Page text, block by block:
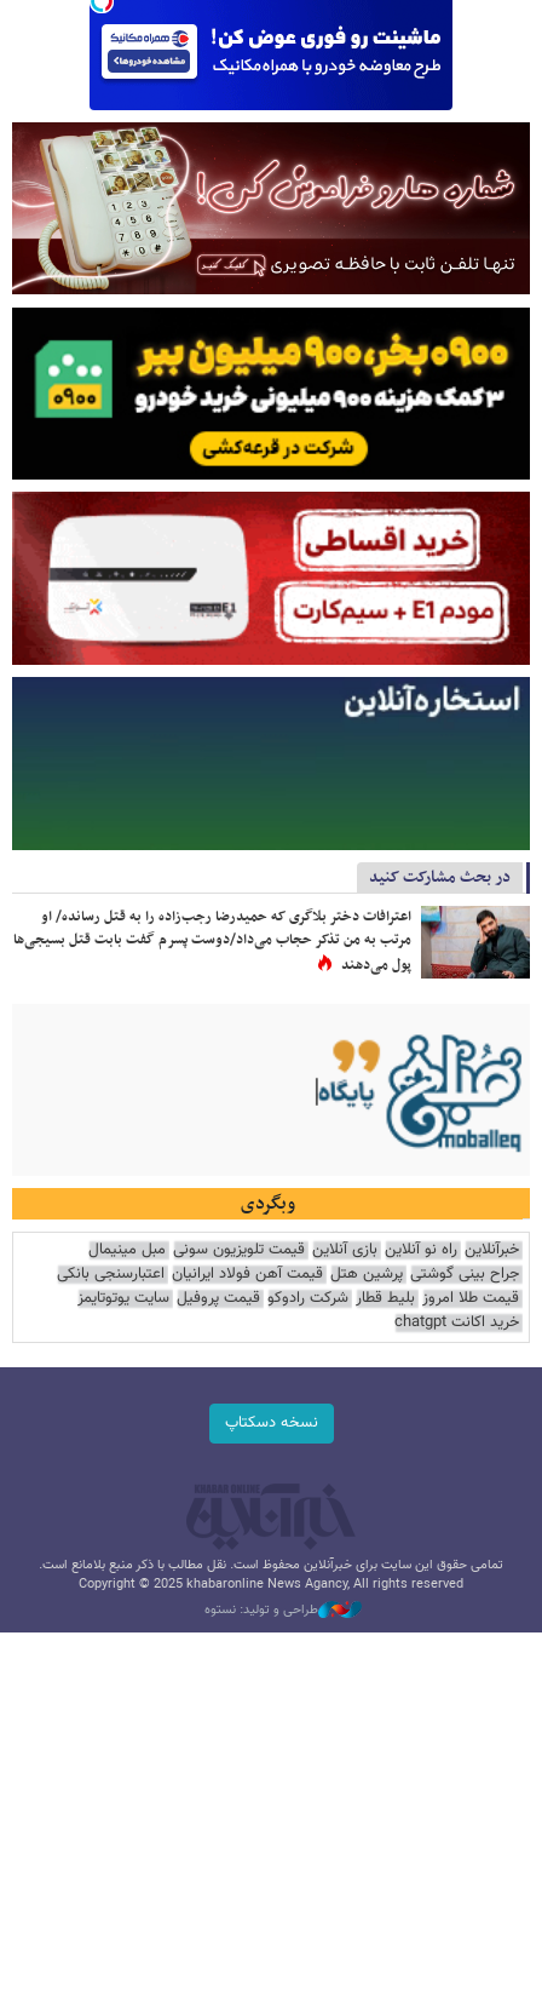
در بحث مشارکت کنید
اعترافات دختر بلاگری که حمیدرضا رجب‌زاده را به قتل رسانده/ او
مرتب به من تذکر حجاب می‌داد/دوست پسرم گفت بابت قتل بسیجی‌ها
پول می‌دهند
وبگردی
خبرآنلاین راه نو آنلاین بازی آنلاین قیمت تلویزیون سونی مبل مینیمال
جراح بینی گوشتی پرشین هتل قیمت آهن فولاد ایرانیان اعتبارسنجی بانکی
قیمت طلا امروز بلیط قطار شرکت رادوکو قیمت پروفیل سایت یوتوتایمز
خرید اکانت chatgpt
نسخه دسکتاپ
تمامی حقوق این سایت برای خبرآنلاین محفوظ است. نقل مطالب با ذکر منبع بلامانع است.
Copyright © 2025 khabaronline News Agancy, All rights reserved
طراحی و تولید: نستوه